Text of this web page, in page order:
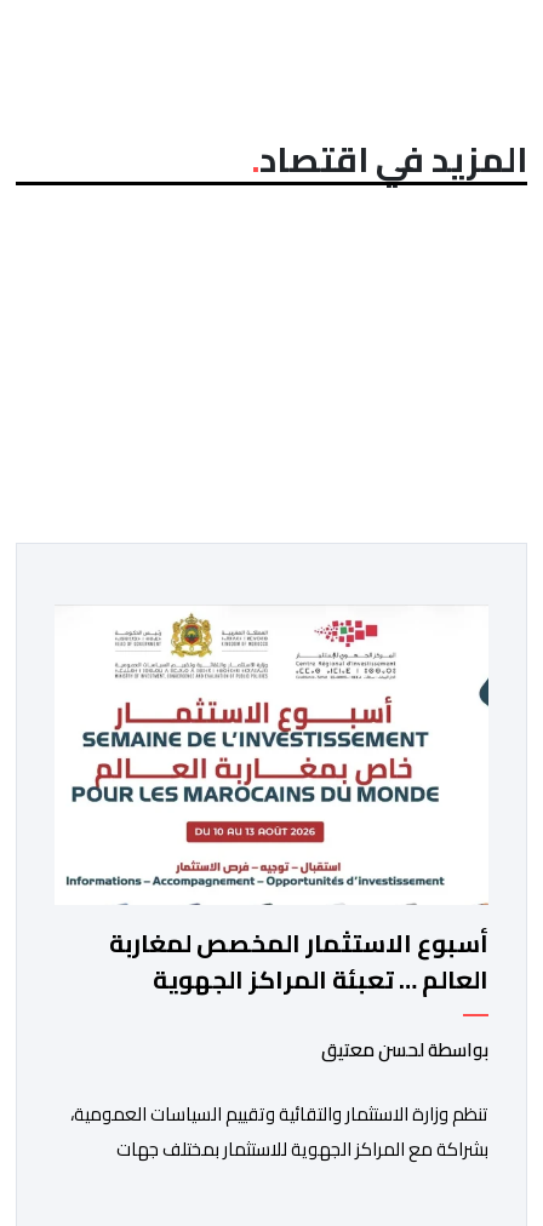
المزيد في اقتصاد
أسبوع الاستثمار المخصص لمغاربة
العالم … تعبئة المراكز الجهوية
للاستثمار لمواكبة مشاريع مغاربة
العالم
بواسطة لحسن معتيق
تنظم وزارة الاستثمار والتقائية وتقييم السياسات العمومية،
بشراكة مع المراكز الجهوية للاستثمار بمختلف جهات